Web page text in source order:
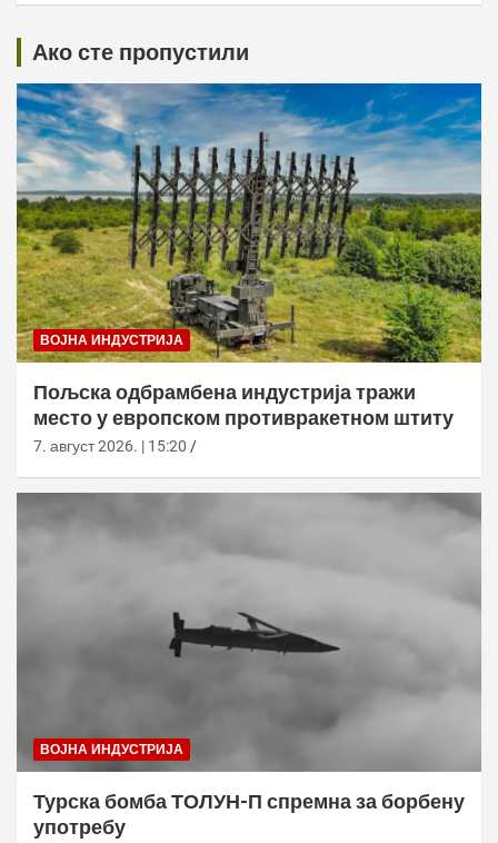
Ако сте пропустили
ВОЈНА ИНДУСТРИЈА
Пољска одбрамбена индустрија тражи
место у европском противракетном штиту
7. август 2026. | 15:20
ВОЈНА ИНДУСТРИЈА
Турска бомба ТОЛУН-П спремна за борбену
употребу